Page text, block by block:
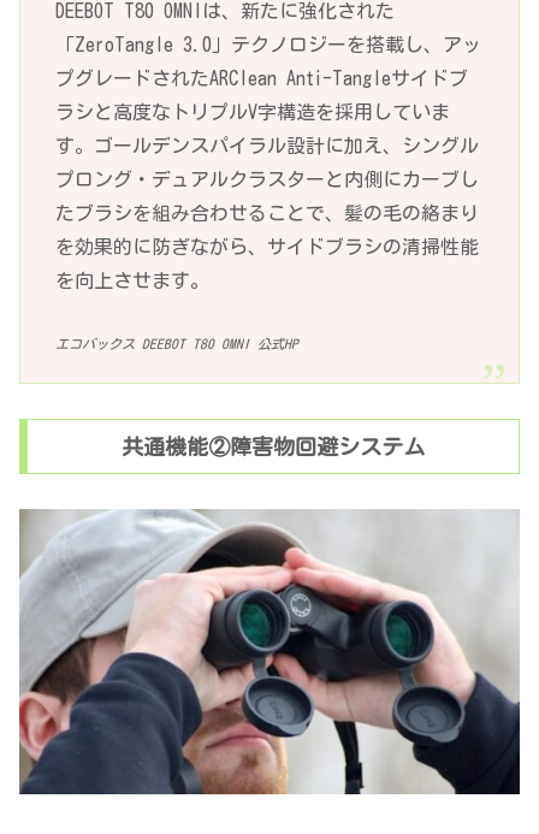
DEEBOT T80 OMNIは、新たに強化された
「ZeroTangle 3.0」テクノロジーを搭載し、アッ
プグレードされたARClean Anti-Tangleサイドブ
ラシと高度なトリプルV字構造を採用していま
す。ゴールデンスパイラル設計に加え、シングル
プロング・デュアルクラスターと内側にカーブし
たブラシを組み合わせることで、髪の毛の絡まり
を効果的に防ぎながら、サイドブラシの清掃性能
を向上させます。
エコバックス DEEBOT T80 OMNI 公式HP
共通機能②障害物回避システム